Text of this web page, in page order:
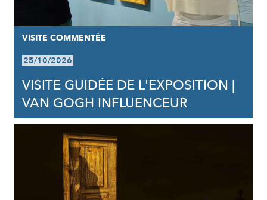
VISITE COMMENTÉE
25/10/2026
VISITE GUIDÉE DE L'EXPOSITION |
VAN GOGH INFLUENCEUR